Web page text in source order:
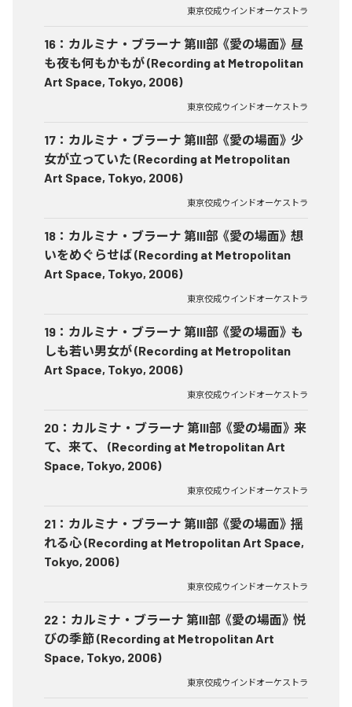
東京佼成ウインドオーケストラ
16 ： カルミナ・ブラーナ 第III部 《愛の場面》 昼
も夜も何もかもが (Recording at Metropolitan
Art Space, Tokyo, 2006)
東京佼成ウインドオーケストラ
17 ： カルミナ・ブラーナ 第III部 《愛の場面》 少
女が立っていた (Recording at Metropolitan
Art Space, Tokyo, 2006)
東京佼成ウインドオーケストラ
18 ： カルミナ・ブラーナ 第III部 《愛の場面》 想
いをめぐらせば (Recording at Metropolitan
Art Space, Tokyo, 2006)
東京佼成ウインドオーケストラ
19 ： カルミナ・ブラーナ 第III部 《愛の場面》 も
しも若い男女が (Recording at Metropolitan
Art Space, Tokyo, 2006)
東京佼成ウインドオーケストラ
20 ： カルミナ・ブラーナ 第III部 《愛の場面》 来
て、来て、 (Recording at Metropolitan Art
Space, Tokyo, 2006)
東京佼成ウインドオーケストラ
21 ： カルミナ・ブラーナ 第III部 《愛の場面》 揺
れる心 (Recording at Metropolitan Art Space,
Tokyo, 2006)
東京佼成ウインドオーケストラ
22 ： カルミナ・ブラーナ 第III部 《愛の場面》 悦
びの季節 (Recording at Metropolitan Art
Space, Tokyo, 2006)
東京佼成ウインドオーケストラ